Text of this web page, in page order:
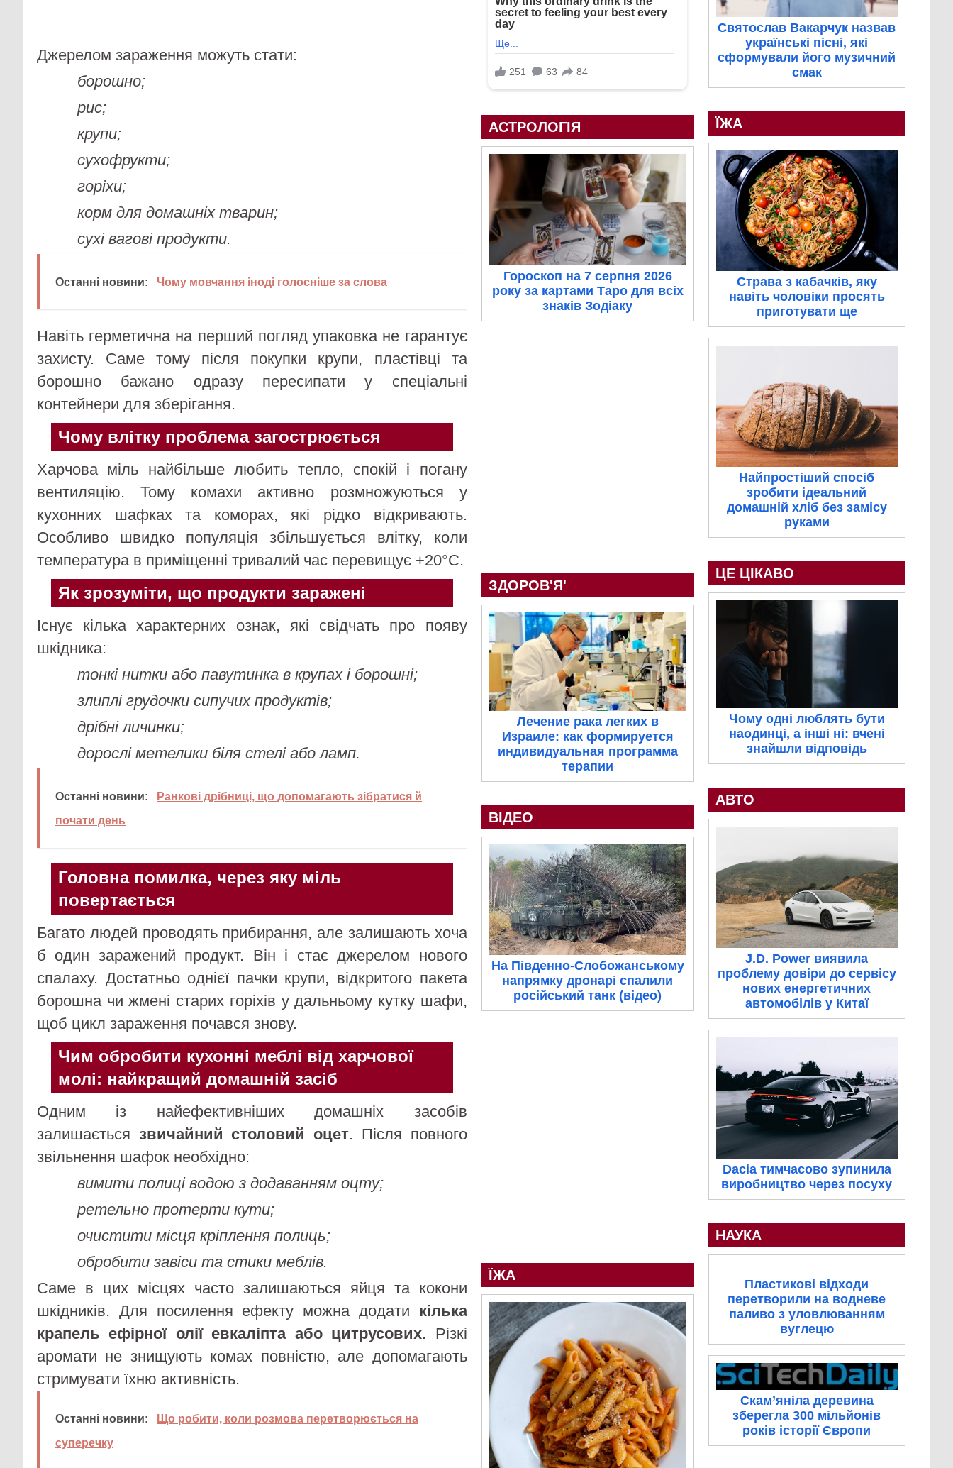
Джерелом зараження можуть стати:
борошно;
рис;
крупи;
сухофрукти;
горіхи;
корм для домашніх тварин;
сухі вагові продукти.
Останні новини: Чому мовчання іноді голосніше за слова
Навіть герметична на перший погляд упаковка не гарантує
захисту. Саме тому після покупки крупи, пластівці та
борошно бажано одразу пересипати у спеціальні
контейнери для зберігання.
Чому влітку проблема загострюється
Харчова міль найбільше любить тепло, спокій і погану
вентиляцію. Тому комахи активно розмножуються у
кухонних шафках та коморах, які рідко відкривають.
Особливо швидко популяція збільшується влітку, коли
температура в приміщенні тривалий час перевищує +20°C.
Як зрозуміти, що продукти заражені
Існує кілька характерних ознак, які свідчать про появу
шкідника:
тонкі нитки або павутинка в крупах і борошні;
злиплі грудочки сипучих продуктів;
дрібні личинки;
дорослі метелики біля стелі або ламп.
Останні новини:
Ранкові дрібниці, що допомагають зібратися й
почати день
Головна помилка, через яку міль
повертається
Багато людей проводять прибирання, але залишають хоча
б один заражений продукт. Він і стає джерелом нового
спалаху. Достатньо однієї пачки крупи, відкритого пакета
борошна чи жмені старих горіхів у дальньому кутку шафи,
щоб цикл зараження почався знову.
Чим обробити кухонні меблі від харчової
молі: найкращий домашній засіб
Одним із найефективніших домашніх засобів
залишається звичайний столовий оцет. Після повного
звільнення шафок необхідно:
вимити полиці водою з додаванням оцту;
ретельно протерти кути;
очистити місця кріплення полиць;
обробити завіси та стики меблів.
Саме в цих місцях часто залишаються яйця та кокони
шкідників. Для посилення ефекту можна додати кілька
крапель ефірної олії евкаліпта або цитрусових. Різкі
аромати не знищують комах повністю, але допомагають
стримувати їхню активність.
Останні новини:
Що робити, коли розмова перетворюється на
суперечку
АСТРОЛОГІЯ
Гороскоп на 7 серпня 2026
року за картами Таро для всіх
знаків Зодіаку
ЗДОРОВ'Я'
Лечение рака легких в
Израиле: как формируется
индивидуальная программа
терапии
ВІДЕО
На Південно-Слобожанському
напрямку дронарі спалили
російський танк (відео)
ЇЖА
Святослав Вакарчук назвав
українські пісні, які
сформували його музичний
смак
ЇЖА
Страва з кабачків, яку
навіть чоловіки просять
приготувати ще
Найпростіший спосіб
зробити ідеальний
домашній хліб без замісу
руками
ЦЕ ЦІКАВО
Чому одні люблять бути
наодинці, а інші ні: вчені
знайшли відповідь
АВТО
J.D. Power виявила
проблему довіри до сервісу
нових енергетичних
автомобілів у Китаї
Dacia тимчасово зупинила
виробництво через посуху
НАУКА
Пластикові відходи
перетворили на водневе
паливо з уловлюванням
вуглецю
Скам’яніла деревина
зберегла 300 мільйонів
років історії Європи